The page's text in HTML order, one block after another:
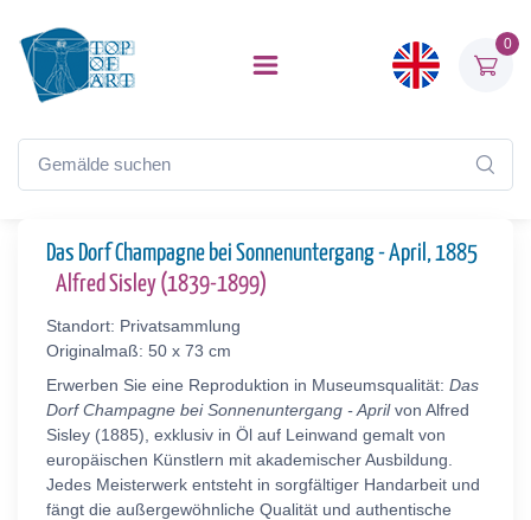
0
Das Dorf Champagne bei Sonnenuntergang - April, 1885
Alfred Sisley (1839-1899)
Standort: Privatsammlung
Originalmaß: 50 x 73 cm
Erwerben Sie eine Reproduktion in Museumsqualität: Das
Dorf Champagne bei Sonnenuntergang - Aprilvon Alfred
Sisley (1885), exklusiv in Öl auf Leinwand gemalt von
europäischen Künstlern mit akademischer Ausbildung.
Jedes Meisterwerk entsteht in sorgfältiger Handarbeit und
fängt die außergewöhnliche Qualität und authentische